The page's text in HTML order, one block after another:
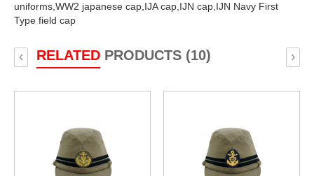
uniforms, WW2 japanese cap, IJA cap, IJN cap, IJN Navy First
Type field cap
RELATEDPRODUCTS (10)
‹ ›